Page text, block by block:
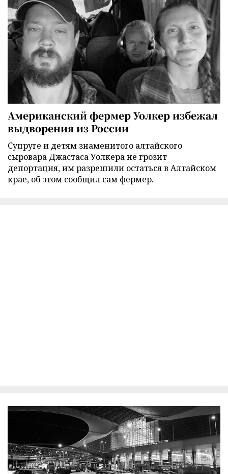
Американский фермер Уолкер избежал
выдворения из России
Супруге и детям знаменитого алтайского
сыровара Джастаса Уолкера не грозит
депортация, им разрешили остаться в Алтайском
крае, об этом сообщил сам фермер.